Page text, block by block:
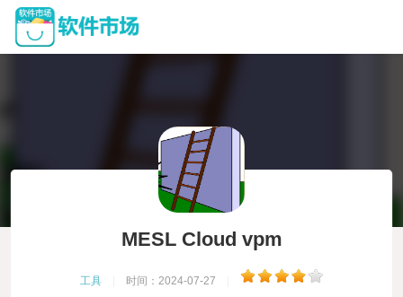
MESL Cloud vpm
工具 时间：2024-07-27